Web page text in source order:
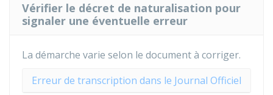
Vérifier le décret de naturalisation pour
signaler une éventuelle erreur
La démarche varie selon le document à corriger.
Erreur de transcription dans le Journal Officiel